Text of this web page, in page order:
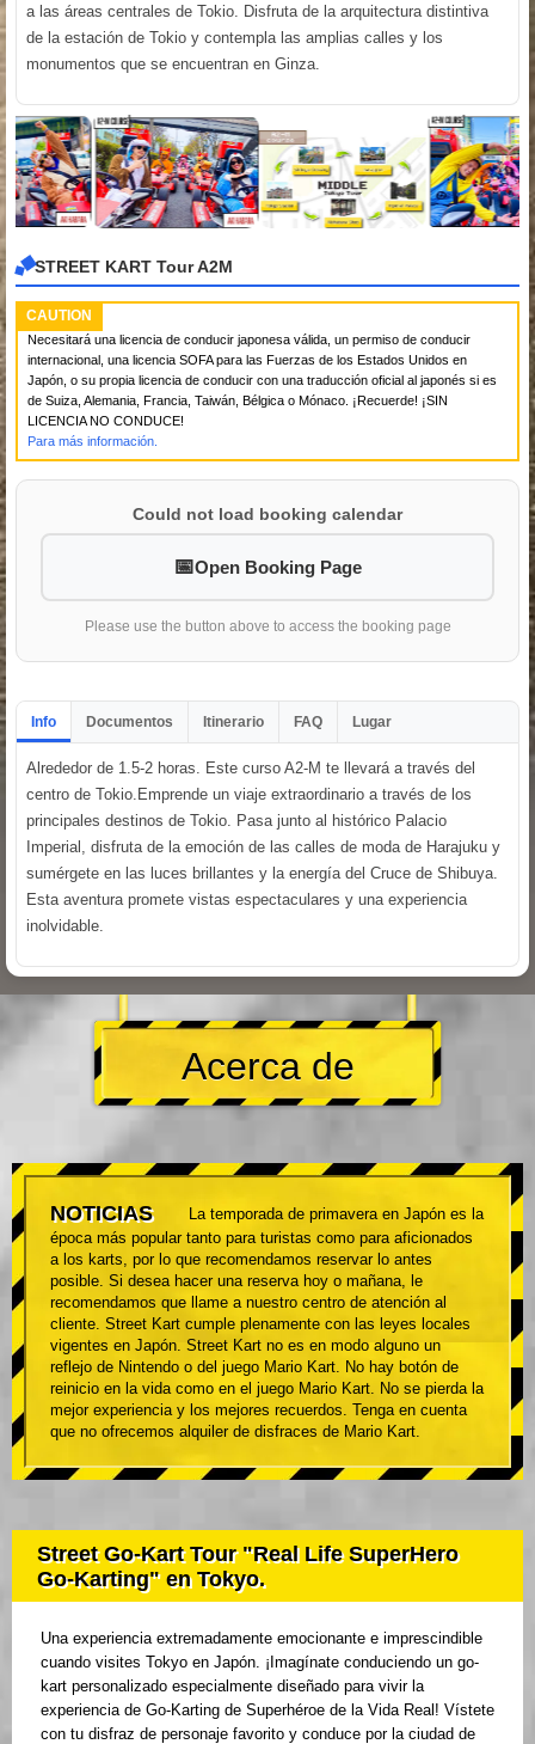
a las áreas centrales de Tokio. Disfruta de la arquitectura distintiva
de la estación de Tokio y contempla las amplias calles y los
monumentos que se encuentran en Ginza.
STREET KART Tour A2M
CAUTION
Necesitará una licencia de conducir japonesa válida, un permiso de conducir
internacional, una licencia SOFA para las Fuerzas de los Estados Unidos en
Japón, o su propia licencia de conducir con una traducción oficial al japonés si es
de Suiza, Alemania, Francia, Taiwán, Bélgica o Mónaco. ¡Recuerde! ¡SIN
LICENCIA NO CONDUCE!
Para más información.
Could not load booking calendar
Open Booking Page
Please use the button above to access the booking page
Info Documentos Itinerario FAQ Lugar
Alrededor de 1.5-2 horas. Este curso A2-M te llevará a través del
centro de Tokio.Emprende un viaje extraordinario a través de los
principales destinos de Tokio. Pasa junto al histórico Palacio
Imperial, disfruta de la emoción de las calles de moda de Harajuku y
sumérgete en las luces brillantes y la energía del Cruce de Shibuya.
Esta aventura promete vistas espectaculares y una experiencia
inolvidable.
Acerca de
NOTICIAS
La temporada de primavera en Japón es la
época más popular tanto para turistas como para aficionados
a los karts, por lo que recomendamos reservar lo antes
posible. Si desea hacer una reserva hoy o mañana, le
recomendamos que llame a nuestro centro de atención al
cliente. Street Kart cumple plenamente con las leyes locales
vigentes en Japón. Street Kart no es en modo alguno un
reflejo de Nintendo o del juego Mario Kart. No hay botón de
reinicio en la vida como en el juego Mario Kart. No se pierda la
mejor experiencia y los mejores recuerdos. Tenga en cuenta
que no ofrecemos alquiler de disfraces de Mario Kart.
Street Go-Kart Tour "Real Life SuperHero
Go-Karting" en Tokyo.
Una experiencia extremadamente emocionante e imprescindible
cuando visites Tokyo en Japón. ¡Imagínate conduciendo un go-
kart personalizado especialmente diseñado para vivir la
experiencia de Go-Karting de Superhéroe de la Vida Real! Vístete
con tu disfraz de personaje favorito y conduce por la ciudad de